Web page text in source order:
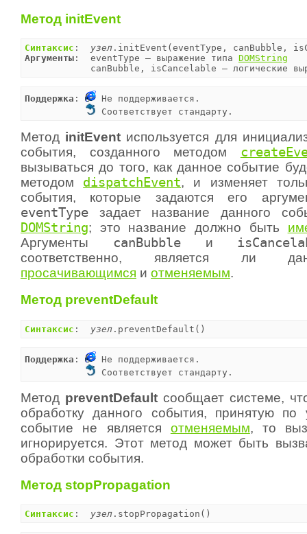
Метод initEvent
Синтаксис : узел
Аргументы :  eventType — выражение типа DOMString
canBubble, isCancelable — логические
Поддержка :
Не поддерживается.
Соответствует стандарту.
Метод initEvent используется для
события, созданного методом
вызываться до того, как данное событие
методом dispatchEvent, и изменяет
события, которые задаются его
eventType задает название данного
DOMString; это название должно быть
Аргументы canBubbleи
соответственно, является ли
просачивающимся и отменяемым.
Метод preventDefault
Синтаксис : узел .preventDefault()
Поддержка :
Не поддерживается.
Соответствует стандарту.
Метод preventDefault сообщает системе,
обработку данного события, принятую
событие не является отменяемым, то
игнорируется. Этот метод может быть
обработки события.
Метод stopPropagation
Синтаксис : узел .stopPropagation()